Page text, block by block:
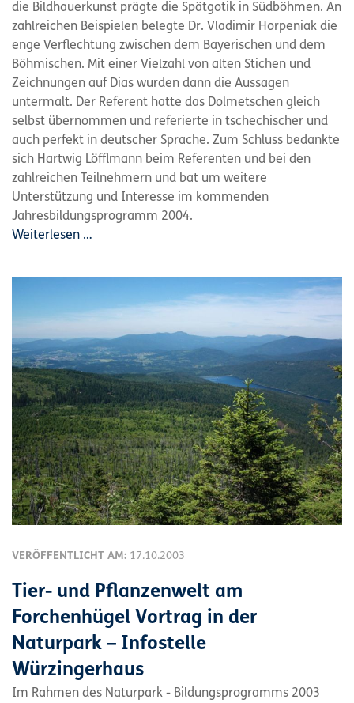
die Bildhauerkunst prägte die Spätgotik in Südböhmen. An
zahlreichen Beispielen belegte Dr. Vladimir Horpeniak die
enge Verflechtung zwischen dem Bayerischen und dem
Böhmischen. Mit einer Vielzahl von alten Stichen und
Zeichnungen auf Dias wurden dann die Aussagen
untermalt. Der Referent hatte das Dolmetschen gleich
selbst übernommen und referierte in tschechischer und
auch perfekt in deutscher Sprache. Zum Schluss bedankte
sich Hartwig Löfflmann beim Referenten und bei den
zahlreichen Teilnehmern und bat um weitere
Unterstützung und Interesse im kommenden
Jahresbildungsprogramm 2004.
Weiterlesen …
VERÖFFENTLICHT AM: 17.10.2003
Tier- und Pflanzenwelt am
Forchenhügel Vortrag in der
Naturpark – Infostelle
Würzingerhaus
Im Rahmen des Naturpark - Bildungsprogramms 2003